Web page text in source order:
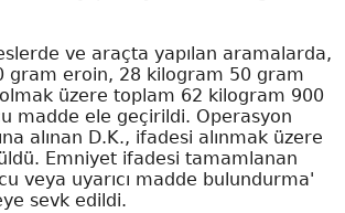
ve araçta yapılan aramalarda,
gram eroin, 28 kilogram 50 gram
üzere toplam 62 kilogram 900
madde ele geçirildi. Operasyon
alınan D.K., ifadesi alınmak üzere
Emniyet ifadesi tamamlanan
veya uyarıcı madde bulundurma'
sevk edildi.